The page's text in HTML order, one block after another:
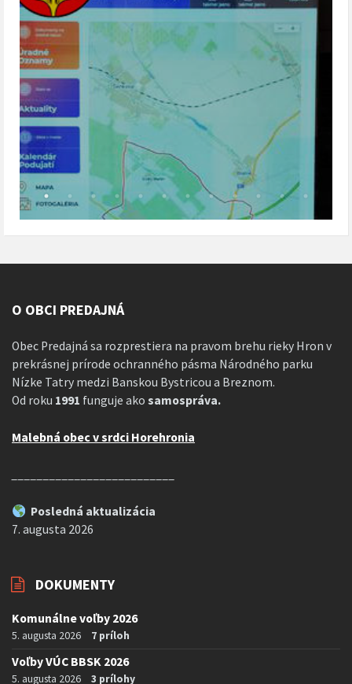
O OBCI PREDAJNÁ
Obec Predajná sa rozprestiera na pravom brehu rieky Hron v
prekrásnej prírode ochranného pásma Národného parku
Nízke Tatry medzi Banskou Bystricou a Breznom.
Od roku 1991 funguje ako samospráva.
Malebná obec v srdci Horehronia
Posledná aktualizácia
7. augusta 2026
DOKUMENTY
Komunálne voľby 2026
5. augusta 2026 7 príloh
Voľby VÚC BBSK 2026
5. augusta 2026 3 prílohy